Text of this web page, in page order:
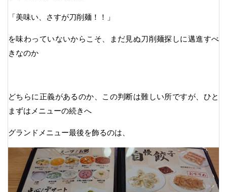
「美味い、さすが刀削麺！！」
を味わっていないからこそ、まだ見ぬ刀削麺探しに邁進すべ
きなのか
どちらに正義があるのか、この判断は難しい所ですが、ひと
まずはメニューの続きへ
グランドメニュー最後を飾るのは、